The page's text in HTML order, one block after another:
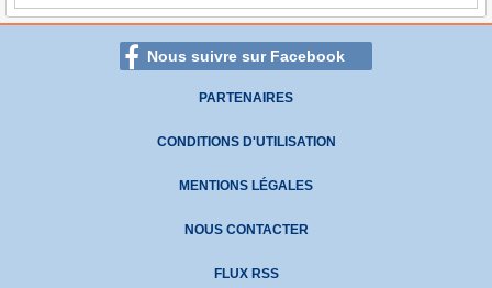
Nous suivre sur Facebook
PARTENAIRES
CONDITIONS D'UTILISATION
MENTIONS LÉGALES
NOUS CONTACTER
FLUX RSS